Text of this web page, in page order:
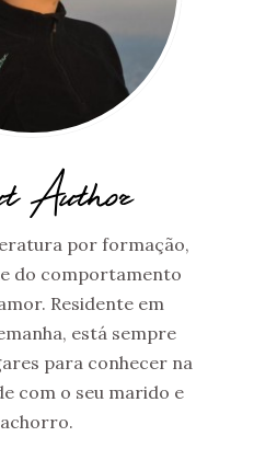
Author
por formação,
do comportamento
Residente em
está sempre
para conhecer na
com o seu marido e